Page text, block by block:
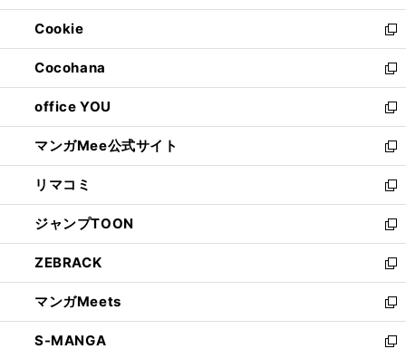
開
く
ウ
で
開
く
ン
ド
ウ
で
開
く
ウ
ィ
ン
ド
ウ
で
開
く
Cookie
新
し
い
ウ
ィ
ン
ド
ウ
で
開
く
Cocohana
新
し
い
ウ
ィ
ン
ド
ウ
で
開
く
office YOU
新
し
い
ウ
ィ
ン
ド
ウ
で
開
く
マンガMee公式サイト
新
し
い
ウ
ィ
ン
ド
ウ
で
開
く
リマコミ
新
し
い
ウ
ィ
ン
ド
ウ
で
ジャンプTOON
新
し
い
ウ
ィ
ン
ド
ZEBRACK
新
し
い
ウ
ィ
マンガMeets
新
し
い
S-MANGA
新